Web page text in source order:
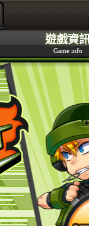
遊戲資
Game info
角色介紹